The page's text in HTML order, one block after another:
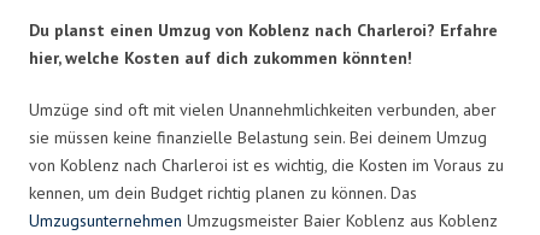
Du planst einen Umzug von Koblenz nach Charleroi? Erfahre
hier, welche Kosten auf dich zukommen könnten!
Umzüge sind oft mit vielen Unannehmlichkeiten verbunden, aber
sie müssen keine finanzielle Belastung sein. Bei deinem Umzug
von Koblenz nach Charleroi ist es wichtig, die Kosten im Voraus zu
kennen, um dein Budget richtig planen zu können. Das
Umzugsunternehmen Umzugsmeister Baier Koblenz aus Koblenz